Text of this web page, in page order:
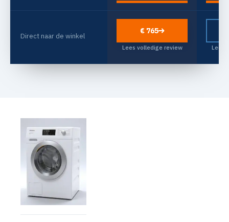
Direct naar de winkel
€ 765
Lees volledige review Lees